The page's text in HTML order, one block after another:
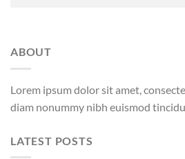
ABOUT
Lorem ipsum dolor sit amet,
diam nonummy nibh euismod
LATEST POSTS